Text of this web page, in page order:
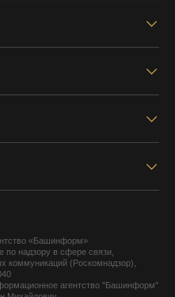
«Башинформ»
по надзору в сфере связи,
коммуникаций (Роскомнадзор),
агентство "Башинформ"